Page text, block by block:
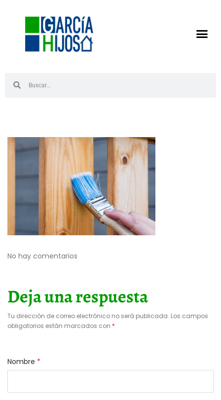
No hay comentarios
Deja una respuesta
Tu dirección de correo electrónico no será publicada. Los campos
obligatorios están marcados con *
Nombre *